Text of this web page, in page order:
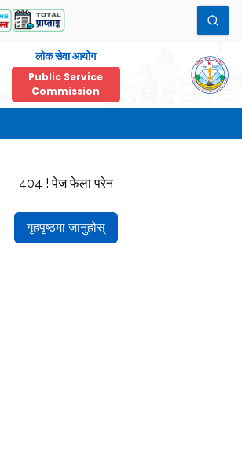
लोक सेवा आयोग
Public Service
Commission
404 ! पेज फेला परेन
गृहपृष्ठमा जानुहोस्